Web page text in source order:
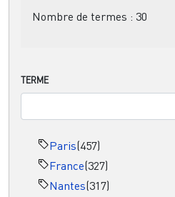
Nombre de termes : 30
TERME
Paris(457)
France(327)
Nantes(317)